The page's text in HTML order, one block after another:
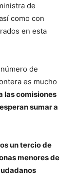
de
como con
en esta
de
es mucho
las comisiones
sumar a
un tercio de
menores de